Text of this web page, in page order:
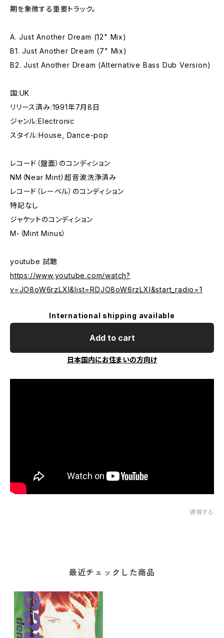
期を象徴する重要トラック。
A. Just Another Dream (12" Mix)
B1. Just Another Dream (7" Mix)
B2. Just Another Dream (Alternative Bass Dub Version)
国:UK
リリース済み:1991年7月8日
ジャンル:Electronic
スタイル:House, Dance-pop
レコード（盤面）のコンディション
NM（Near Mint）超音波洗浄済み
レコード（レーベル）のコンディション
特記なし
ジャケットのコンディション
M-（Mint Minus）
youtube 試聴
https://www.youtube.com/watch?
v=JO8oW6rzLXI&list=RDJO8oW6rzLXI&start_radio=1
International shipping available
Add to cart
日本国内にお住まいの方向け
通報する
最近チェックした商品